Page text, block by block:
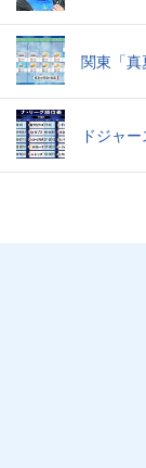
関東「
ドジャ